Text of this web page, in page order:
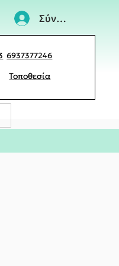
Σύνδεση
6937377246
Τοποθεσία